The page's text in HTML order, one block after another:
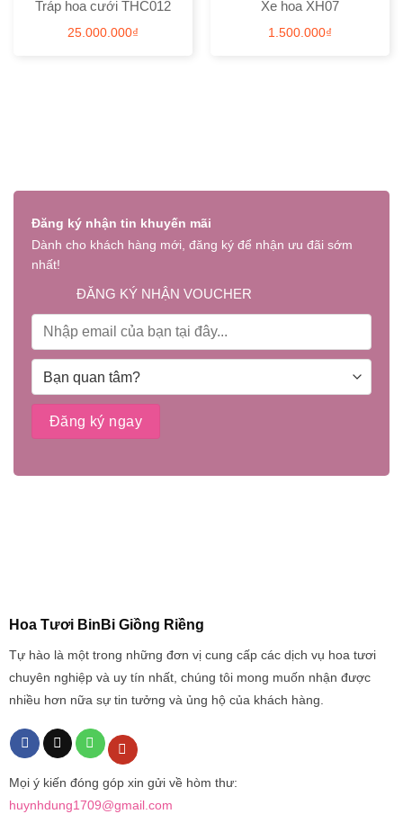
Tráp hoa cưới THC012
25.000.000₫
Xe hoa XH07
1.500.000₫
Đăng ký nhận tin khuyến mãi
Dành cho khách hàng mới, đăng ký để nhận ưu đãi sớm
nhất!
ĐĂNG KÝ NHẬN VOUCHER
Hoa Tươi BinBi Giồng Riềng
Tự hào là một trong những đơn vị cung cấp các dịch vụ hoa tươi
chuyên nghiệp và uy tín nhất, chúng tôi mong muốn nhận được
nhiều hơn nữa sự tin tưởng và ủng hộ của khách hàng.
Mọi ý kiến đóng góp xin gửi về hòm thư:
huynhdung1709@gmail.com